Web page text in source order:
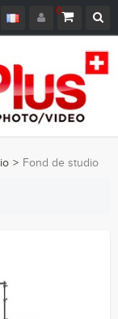
0
> Fond de studio